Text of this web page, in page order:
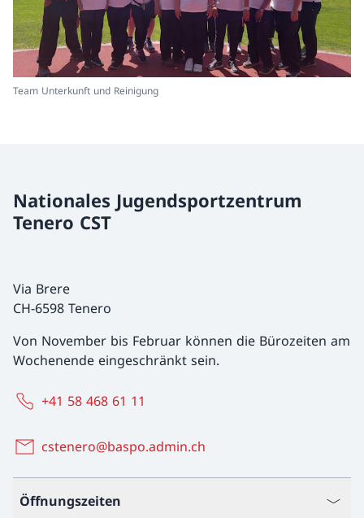
Team Unterkunft und Reinigung
Nationales Jugendsportzentrum
Tenero CST
Via Brere
CH-6598 Tenero
Von November bis Februar können die Bürozeiten am
Wochenende eingeschränkt sein.
+41 58 468 61 11
cstenero@baspo.admin.ch
Öffnungszeiten